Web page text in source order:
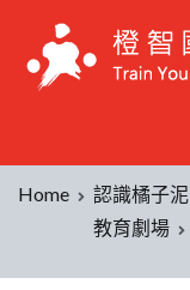
Home
認識橘子泥
教育劇場